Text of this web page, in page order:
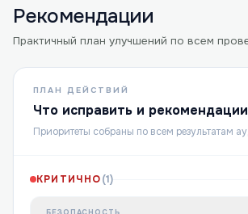
Рекомендации
Практичный план улучшений по всем
ПЛАН ДЕЙСТВИЙ
Что исправить и рекомендации
Приоритеты собраны по всем результатам
КРИТИЧНО(1)